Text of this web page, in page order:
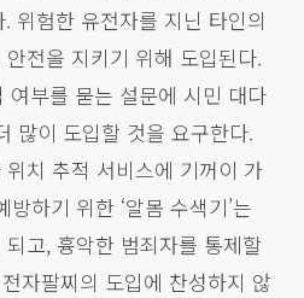
위험한 유전자를 지닌 타인의
전을 지키기 위해 도입된다.
여부를 묻는 설문에 시민 대다
많이 도입할 것을 요구한다.
치 추적 서비스에 기꺼이 가
하기 위한 ‘알몸 수색기’는
고, 흉악한 범죄자를 통제할
자팔찌의 도입에 찬성하지 않